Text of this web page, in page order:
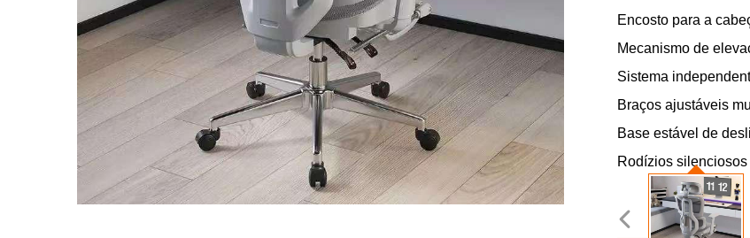
Encosto para a
Mecanismo de
Sistema
Braços ajustáveis
Base estável de
Rodízios